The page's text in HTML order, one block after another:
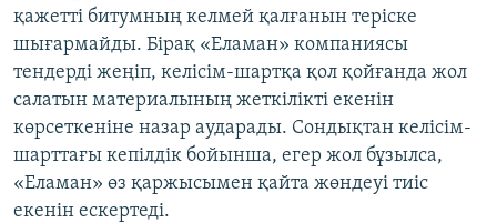
қажетті битумның келмей қалғанын теріске
шығармайды. Бірақ «Еламан» компаниясы
тендерді жеңіп, келісім-шартқа қол қойғанда жол
салатын материалының жеткілікті екенін
көрсеткеніне назар аударады. Сондықтан келісім-
шарттағы кепілдік бойынша, егер жол бұзылса,
«Еламан» өз қаржысымен қайта жөндеуі тиіс
екенін ескертеді.